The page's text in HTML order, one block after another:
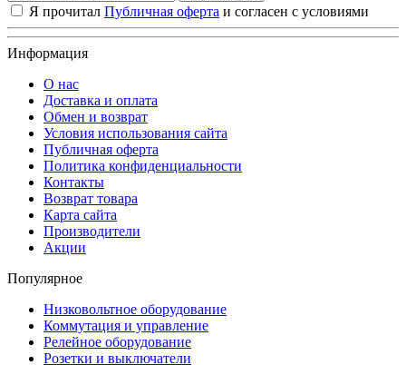
Я прочитал Публичная оферта и согласен с условиями
Информация
О нас
Доставка и оплата
Обмен и возврат
Условия использования сайта
Публичная оферта
Политика конфиденциальности
Контакты
Возврат товара
Карта сайта
Производители
Акции
Популярное
Низковольтное оборудование
Коммутация и управление
Релейное оборудование
Розетки и выключатели